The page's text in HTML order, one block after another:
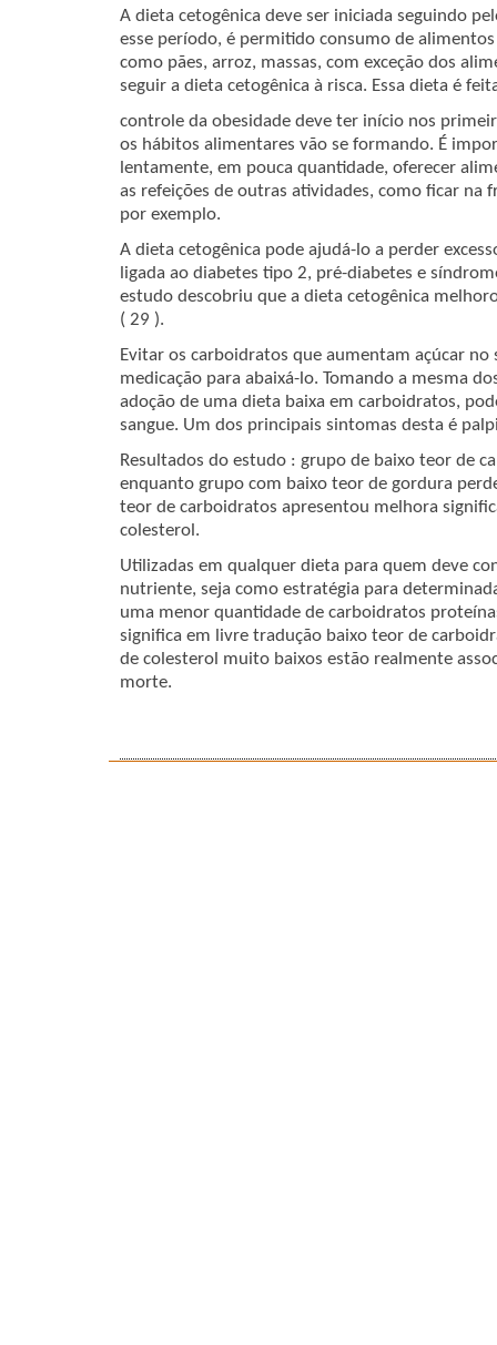
A dieta cetogênica deve ser iniciada seguindo
esse período, é permitido consumo de
como pães, arroz, massas, com exceção dos
seguir a dieta cetogênica à risca. Essa dieta é
controle da obesidade deve ter início nos
os hábitos alimentares vão se formando. É
lentamente, em pouca quantidade, oferecer
as refeições de outras atividades, como ficar
por exemplo.
A dieta cetogênica pode ajudá-lo a perder
ligada ao diabetes tipo 2, pré-diabetes e
estudo descobriu que a dieta cetogênica
( 29 ).
Evitar os carboidratos que aumentam açúcar no
medicação para abaixá-lo. Tomando a mesma
adoção de uma dieta baixa em carboidratos,
sangue. Um dos principais sintomas desta é
Resultados do estudo : grupo de baixo teor de
enquanto grupo com baixo teor de gordura
teor de carboidratos apresentou melhora
colesterol.
Utilizadas em qualquer dieta para quem deve
nutriente, seja como estratégia para
uma menor quantidade de carboidratos
significa em livre tradução baixo teor de
de colesterol muito baixos estão realmente
morte.